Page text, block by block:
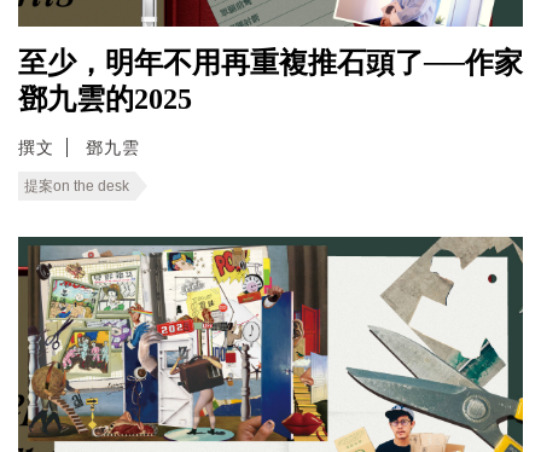
至少，明年不用再重複推石頭了──作家
鄧九雲的2025
撰文 鄧九雲
提案on the desk